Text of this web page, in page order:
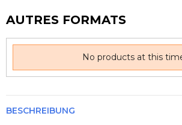
AUTRES FORMATS
No products at this
BESCHREIBUNG